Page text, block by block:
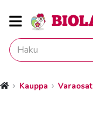
EtusivuKauppa Varaosat